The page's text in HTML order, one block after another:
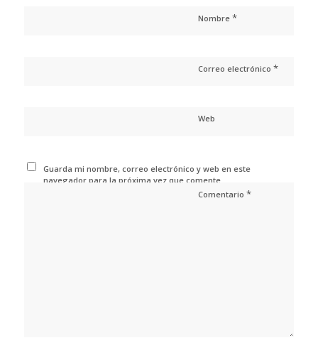
Nombre *
Correo electrónico *
Web
Guarda mi nombre, correo electrónico y web en este
navegador para la próxima vez que comente.
Comentario *